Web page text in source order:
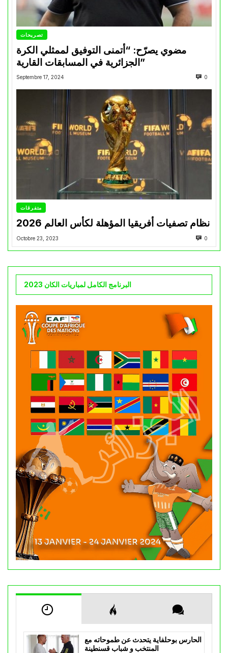
تصريحات
مضوي يصرّح: “أتمنى التوفيق لممثلي الكرة
الجزائرية في المسابقات القارية”
Septembre 17, 2024 0
متفرقات
نظام تصفيات أفريقيا المؤهلة لكأس العالم 2026
Octobre 23, 2023 0
البرنامج الكامل لمباريات الكان 2023
الحارس بوحلفاية يتحدث عن طموحاته مع
المنتخب و شباب قسنطينة